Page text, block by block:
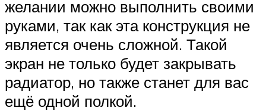
желании можно выполнить своими
руками, так как эта конструкция не
является очень сложной. Такой
экран не только будет закрывать
радиатор, но также станет для вас
ещё одной полкой.